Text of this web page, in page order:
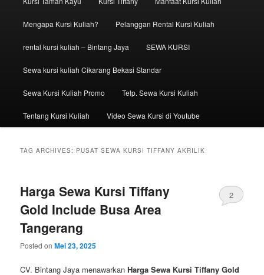
Mengapa Kursi Kuliah? Pelanggan Rental Kursi Kuliah
rental kursi kuliah – Bintang Jaya SEWA KURSI
Sewa kursi kuliah Cikarang Bekasi Standar
Sewa Kursi Kuliah Promo Telp. Sewa Kursi Kuliah
Tentang Kursi Kuliah Video Sewa Kursi di Youtube
TAG ARCHIVES: PUSAT SEWA KURSI TIFFANY AKRILIK
Harga Sewa Kursi Tiffany
Gold Include Busa Area
Tangerang
Posted onMei 23, 2025
2
CV. Bintang Jaya menawarkanHarga Sewa Kursi Tiffany Gold